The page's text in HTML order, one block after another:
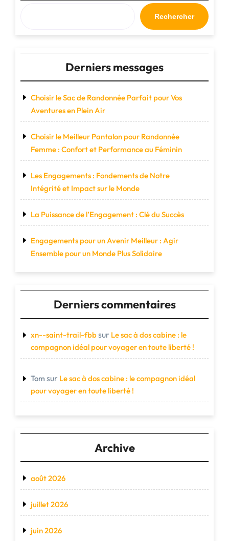
Rechercher
Derniers messages
Choisir le Sac de Randonnée Parfait pour Vos
Aventures en Plein Air
Choisir le Meilleur Pantalon pour Randonnée
Femme : Confort et Performance au Féminin
Les Engagements : Fondements de Notre
Intégrité et Impact sur le Monde
La Puissance de l’Engagement : Clé du Succès
Engagements pour un Avenir Meilleur : Agir
Ensemble pour un Monde Plus Solidaire
Derniers commentaires
xn--saint-trail-fbbsur Le sac à dos cabine : le
compagnon idéal pour voyager en toute liberté !
Tom sur Le sac à dos cabine : le compagnon idéal
pour voyager en toute liberté !
Archive
août 2026
juillet 2026
juin 2026